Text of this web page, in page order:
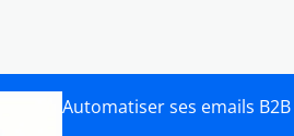
Automatiser ses emails